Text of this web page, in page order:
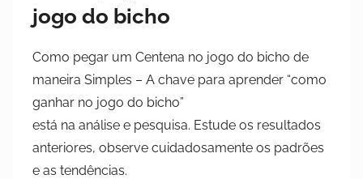
jogo do bicho
Como pegar um Centena no jogo do bicho de
maneira Simples – A chave para aprender “como
ganhar no jogo do bicho”
está na análise e pesquisa. Estude os resultados
anteriores, observe cuidadosamente os padrões
e as tendências.